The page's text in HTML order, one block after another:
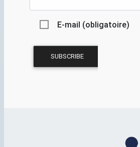
E-mail (obligatoire)